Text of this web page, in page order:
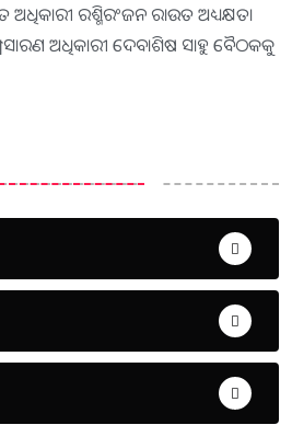
ଅଧିକାରୀ ରଶ୍ମିରଂଜନ ରାଉତ ଅଧ୍ୟକ୍ଷତା
ଅଧିକାରୀ ଦେବାଶିଷ ସାହୁ ବୈଠକକୁ